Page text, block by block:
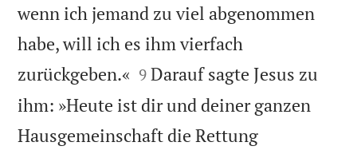
wenn ich jemand zu viel abgenommen
habe, will ich es ihm vierfach
zurückgeben.« 

9 Darauf sagte Jesus zu
ihm: »Heute ist dir und deiner ganzen
Hausgemeinschaft die Rettung